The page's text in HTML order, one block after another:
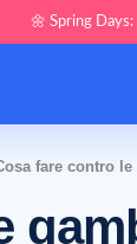
🌼 Spring
fare contro